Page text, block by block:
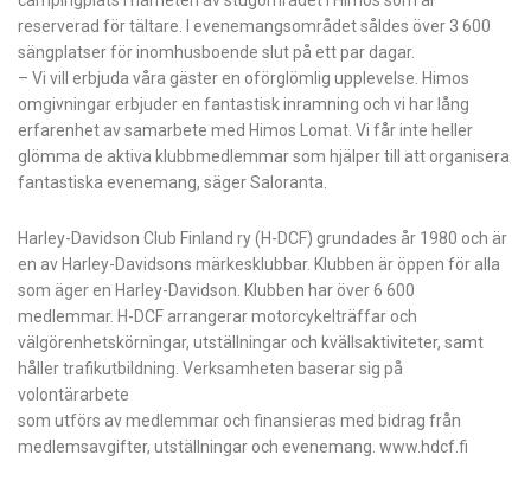
reserverad för tältare. I evenemangsområdet såldes över 3 600
sängplatser för inomhusboende slut på ett par dagar.
– Vi vill erbjuda våra gäster en oförglömlig upplevelse. Himos
omgivningar erbjuder en fantastisk inramning och vi har lång
erfarenhet av samarbete med Himos Lomat. Vi får inte heller
glömma de aktiva klubbmedlemmar som hjälper till att organisera
fantastiska evenemang, säger Saloranta.
Harley-Davidson Club Finland ry (H-DCF) grundades år 1980 och är
en av Harley-Davidsons märkesklubbar. Klubben är öppen för alla
som äger en Harley-Davidson. Klubben har över 6 600
medlemmar. H-DCF arrangerar motorcykelträffar och
välgörenhetskörningar, utställningar och kvällsaktiviteter, samt
håller trafikutbildning. Verksamheten baserar sig på
volontärarbete
som utförs av medlemmar och finansieras med bidrag från
medlemsavgifter, utställningar och evenemang. www.hdcf.fi